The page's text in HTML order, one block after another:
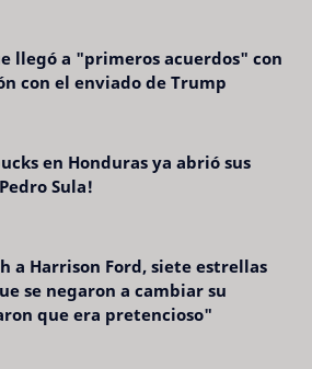
llegó a "primeros acuerdos" con
con el enviado de Trump
en Honduras ya abrió sus
Sula!
a Harrison Ford, siete estrellas
se negaron a cambiar su
que era pretencioso"